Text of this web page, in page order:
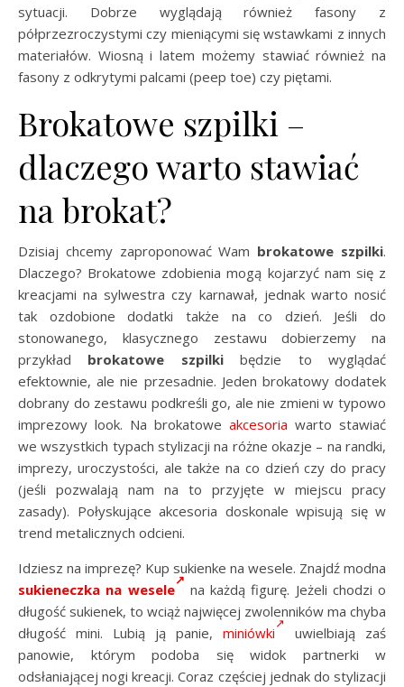
sytuacji. Dobrze wyglądają również fasony z
półprzezroczystymi czy mieniącymi się wstawkami z innych
materiałów. Wiosną i latem możemy stawiać również na
fasony z odkrytymi palcami (peep toe) czy piętami.
Brokatowe szpilki –
dlaczego warto stawiać
na brokat?
Dzisiaj chcemy zaproponować Wam brokatowe szpilki.
Dlaczego? Brokatowe zdobienia mogą kojarzyć nam się z
kreacjami na sylwestra czy karnawał, jednak warto nosić
tak ozdobione dodatki także na co dzień. Jeśli do
stonowanego, klasycznego zestawu dobierzemy na
przykład brokatowe szpilkibędzie to wyglądać
efektownie, ale nie przesadnie. Jeden brokatowy dodatek
dobrany do zestawu podkreśli go, ale nie zmieni w typowo
imprezowy look. Na brokatowe akcesoria warto stawiać
we wszystkich typach stylizacji na różne okazje – na randki,
imprezy, uroczystości, ale także na co dzień czy do pracy
(jeśli pozwalają nam na to przyjęte w miejscu pracy
zasady). Połyskujące akcesoria doskonale wpisują się w
trend metalicznych odcieni.
Idziesz na imprezę? Kup sukienke na wesele. Znajdź modna
sukieneczka na wesele
na każdą figurę. Jeżeli chodzi o
długość sukienek, to wciąż najwięcej zwolenników ma chyba
długość mini. Lubią ją panie, miniówki
uwielbiają zaś
panowie, którym podoba się widok partnerki w
odsłaniającej nogi kreacji. Coraz częściej jednak do stylizacji